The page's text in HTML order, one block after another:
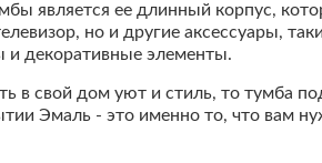
является ее длинный корпус,
но и другие аксессуары,
и декоративные элементы.
в свой дом уют и стиль, то тумба
Эмаль - это именно то, что вам